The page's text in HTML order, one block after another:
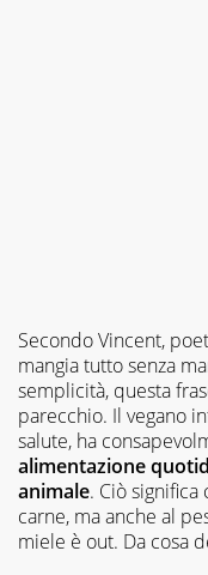
Secondo Vincent,
mangia tutto senza
semplicità, questa
parecchio. Il vegano
salute, ha
alimentazione
animale. Ciò
carne, ma anche al
miele è out. Da cosa